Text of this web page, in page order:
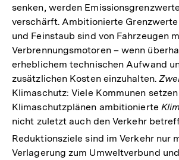
senken, werden
verschärft. Ambitionierte
und Feinstaub sind von Fahrzeugen
Verbrennungsmotoren – wenn
erheblichem technischen Aufwand
zusätzlichen Kosten einzuhalten.
Klimaschutz: Viele Kommunen
Klimaschutzplänen ambitionierte
nicht zuletzt auch den Verkehr
Reduktionsziele sind im Verkehr nur
Verlagerung zum Umweltverbund